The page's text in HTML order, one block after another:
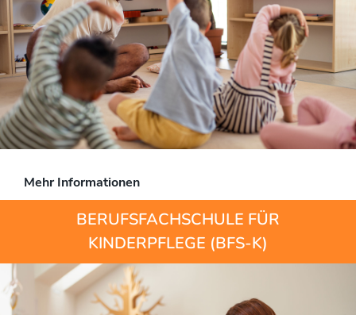
Mehr Informationen
BERUFSFACHSCHULE FÜR
KINDERPFLEGE (BFS-K)